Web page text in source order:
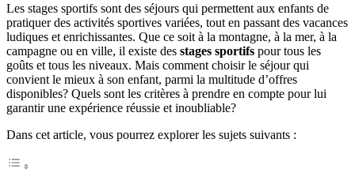
Les stages sportifs sont des séjours qui permettent aux enfants de
pratiquer des activités sportives variées, tout en passant des vacances
ludiques et enrichissantes. Que ce soit à la montagne, à la mer, à la
campagne ou en ville, il existe des stages sportifs pour tous les
goûts et tous les niveaux. Mais comment choisir le séjour qui
convient le mieux à son enfant, parmi la multitude d’offres
disponibles? Quels sont les critères à prendre en compte pour lui
garantir une expérience réussie et inoubliable?
Dans cet article, vous pourrez explorer les sujets suivants :